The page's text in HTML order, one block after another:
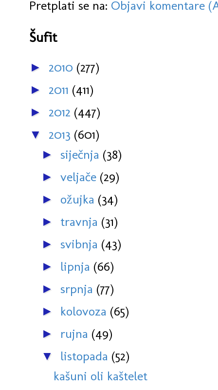
Pretplati se na: Objavi komentare
Šufit
► 2010 (277)
► 2011 (411)
► 2012 (447)
▼ 2013 (601)
► siječnja (38)
► veljače (29)
► ožujka (34)
► travnja (31)
► svibnja (43)
► lipnja (66)
► srpnja (77)
► kolovoza (65)
► rujna (49)
▼ listopada (52)
kašuni oli kaštelet